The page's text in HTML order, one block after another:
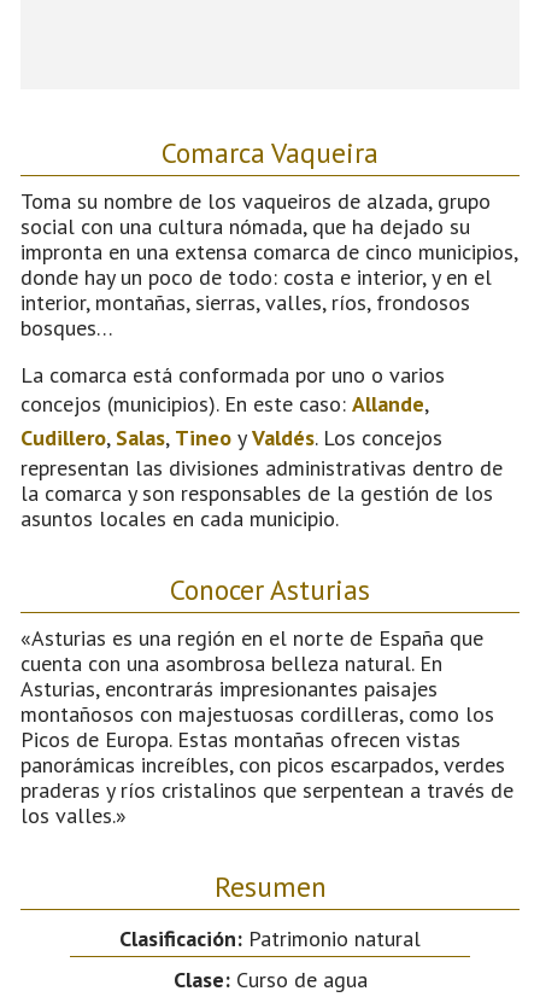
Comarca Vaqueira
Toma su nombre de los vaqueiros de alzada, grupo
social con una cultura nómada, que ha dejado su
impronta en una extensa comarca de cinco municipios,
donde hay un poco de todo: costa e interior, y en el
interior, montañas, sierras, valles, ríos, frondosos
bosques…
La comarca está conformada por uno o varios
concejos (municipios). En este caso: Allande,
Cudillero, Salas, Tineo yValdés. Los concejos
representan las divisiones administrativas dentro de
la comarca y son responsables de la gestión de los
asuntos locales en cada municipio.
Conocer Asturias
«Asturias es una región en el norte de España que
cuenta con una asombrosa belleza natural. En
Asturias, encontrarás impresionantes paisajes
montañosos con majestuosas cordilleras, como los
Picos de Europa. Estas montañas ofrecen vistas
panorámicas increíbles, con picos escarpados, verdes
praderas y ríos cristalinos que serpentean a través de
los valles.»
Resumen
Clasificación: Patrimonio natural
Clase:Curso de agua